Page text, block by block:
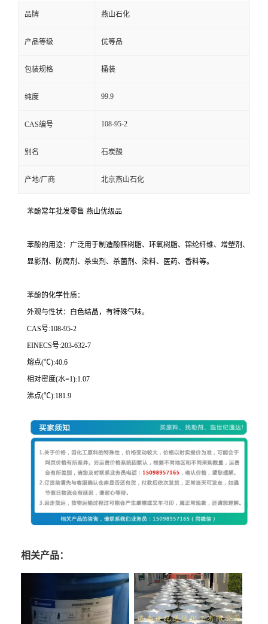
品牌 燕山石化
产品等级 优等品
包装规格 桶装
纯度 99.9
CAS编号 108-95-2
别名 石炭酸
产地/厂商 北京燕山石化
苯酚常年批发零售 燕山优级品
苯酚的用途：广泛用于制造酚醛树脂、环氧树脂、锦纶纤维、增塑剂、
显影剂、防腐剂、杀虫剂、杀菌剂、染料、医药、香料等。
苯酚的化学性质：
外观与性状：白色结晶，有特殊气味。
CAS号:108-95-2
EINECS号:203-632-7
熔点(℃):40.6
相对密度(水=1):1.07
沸点(℃):181.9
相关产品：